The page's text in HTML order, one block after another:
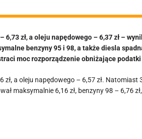
zł, a oleju napędowego – 6,37 zł –
benzyny 95 i 98, a także diesla
moc rozporządzenie obniżające
zł, a oleju napędowego – 6,57 zł. Natomiast
maksymalnie 6,16 zł, benzyny 98 – 6,76